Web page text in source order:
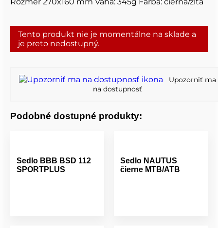
Rozmer 270x160 mm Váha: 345g Farba: čierna/žltá
Tento produkt nie je momentálne na sklade a
je preto nedostupný.
Upozorniť ma
na dostupnosť
Podobné dostupné produkty:
Sedlo BBB BSD 112
SPORTPLUS
Sedlo NAUTUS
čierne MTB/ATB